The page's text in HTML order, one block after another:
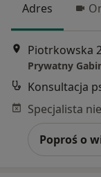
Adres
Piotrkowska
Konsultacja
Poproś o